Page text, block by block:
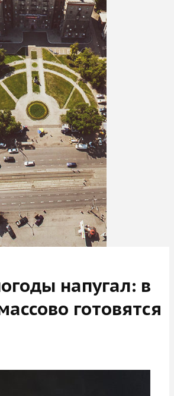
напугал: в
готовятся